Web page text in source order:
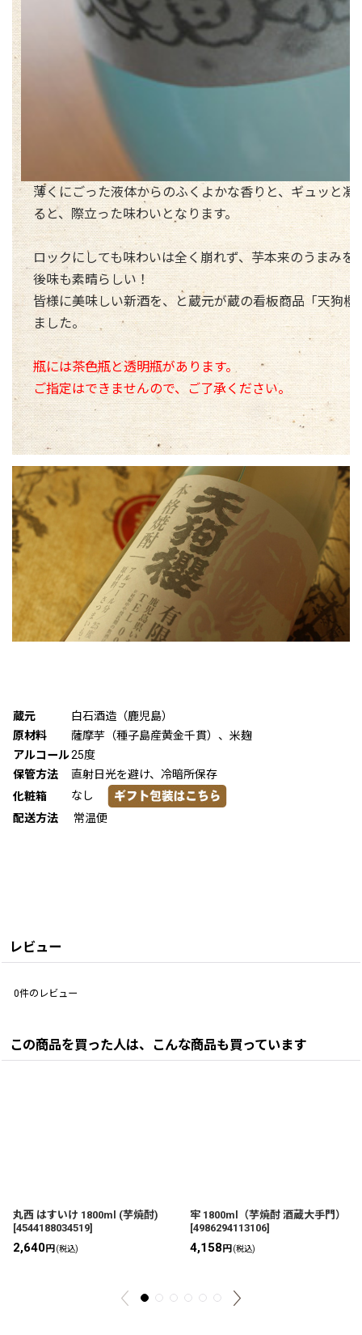
薄くにごった液体からのふくよかな香りと、ギュッと
ると、際立った味わいとなります。
ロックにしても味わいは全く崩れず、芋本来のうまみを
後味も素晴らしい！
皆様に美味しい新酒を、と蔵元が蔵の看板商品「天狗
ました。
瓶には茶色瓶と透明瓶があります。
ご指定はできませんので、ご了承ください。
蔵元
白石酒造（鹿児島）
原材料
薩摩芋（種子島産黄金千貫）、米麹
アルコール25度
保管方法
直射日光を避け、冷暗所保存
化粧箱
なし
配送方法
常温便
レビュー
0件のレビュー
この商品を買った人は、こんな商品も買っています
丸西 はすいけ 1800ml (芋焼酎)
[4544188034519]
2,640円 (税込)
牢 1800ml（芋焼酎 酒蔵大手門）
[4986294113106]
4,158 円 (税込)